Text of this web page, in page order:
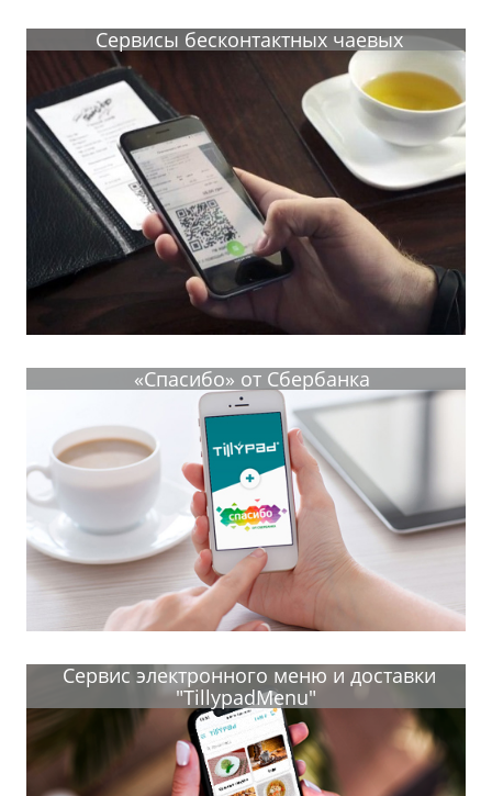
Сервисы бесконтактных чаевых
«Спасибо» от Сбербанка
Сервис электронного меню и доставки
"TillypadMenu"